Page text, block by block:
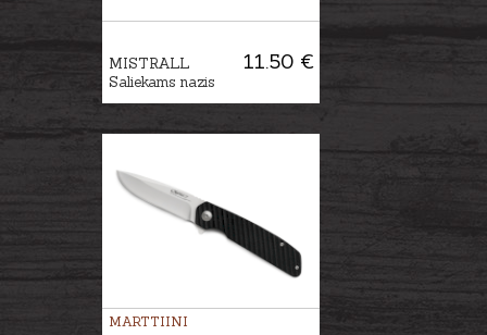
11.50 €
MISTRALL
Saliekams nazis
MARTTIINI